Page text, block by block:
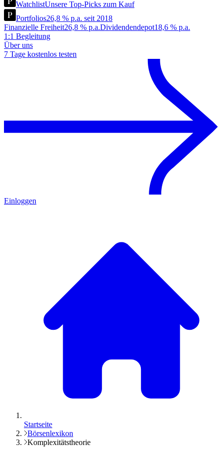
WatchlistUnsere Top-Picks zum Kauf
Portfolios26,8 % p.a. seit 2018
Finanzielle Freiheit26,8 % p.a.Dividendendepot18,6 % p.a.
1:1 Begleitung
Über uns
7 Tage kostenlos testen
Einloggen
Startseite
Börsenlexikon
Komplexitätstheorie